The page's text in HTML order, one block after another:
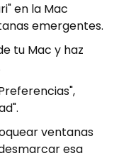
en la Mac
emergentes.
tu Mac y haz
ventanas
esa